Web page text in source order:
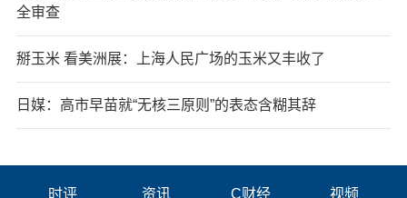
全审查
掰玉米 看美洲展：上海人民广场的玉米又丰收了
日媒：高市早苗就“无核三原则”的表态含糊其辞
时评 资讯 C财经 视频